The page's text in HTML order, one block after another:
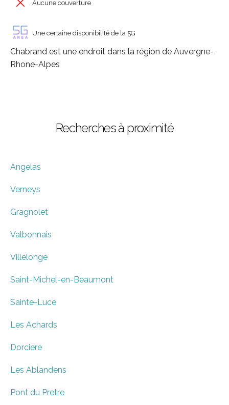
Aucune couverture
Une certaine disponibilité de la 5G
Chabrand est une endroit dans la région de Auvergne-
Rhone-Alpes
Recherches à proximité
Angelas
Verneys
Gragnolet
Valbonnais
Villelonge
Saint-Michel-en-Beaumont
Sainte-Luce
Les Achards
Dorciere
Les Ablandens
Pont du Pretre